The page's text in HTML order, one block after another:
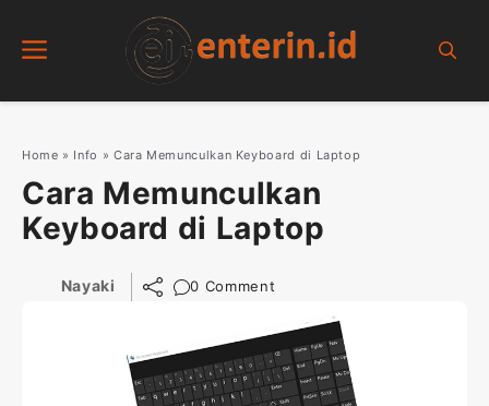
Menu
Home » Info » Cara Memunculkan Keyboard di Laptop
Cara Memunculkan
Keyboard di Laptop
Nayaki 0 Comment